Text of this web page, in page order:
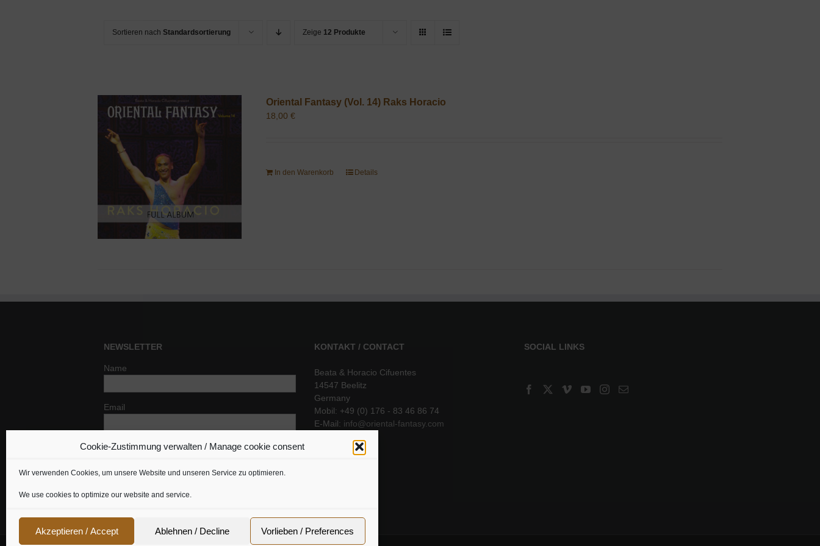
Cookie-Zustimmung verwalten / Manage cookie consent
Wir verwenden Cookies, um unsere Website und unseren Service zu optimieren.
We use cookies to optimize our website and service.
Akzeptieren / Accept Ablehnen / Decline Vorlieben / Preferences
Sortieren nach Standardsortierung Zeige 12 Produkte
Oriental Fantasy (Vol. 14) Raks Horacio
18,00€
In den Warenkorb Details
NEWSLETTER
Name
Email
Indem Du fortfährst, akzeptierst Du unsere
KONTAKT / CONTACT
Beata & Horacio Cifuentes
14547 Beelitz
Germany
Mobil: +49 (0) 176 - 83 46 86 74
E-Mail: info@oriental-fantasy.com
SOCIAL LINKS